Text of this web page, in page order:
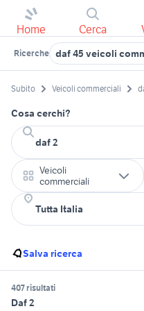
Home Cerca
Ricerche daf 45 veicoli
Subito Veicoli commerciali
Cosa cerchi?
Veicoli
commerciali
Salva ricerca
407 risultati
Daf 2